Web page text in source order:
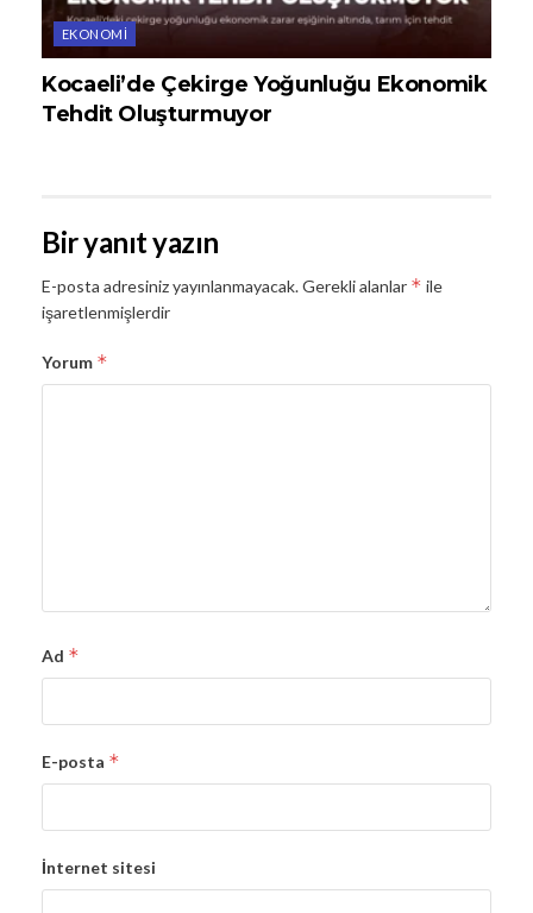
EKONOMI
Kocaeli’de Çekirge Yoğunluğu Ekonomik
Tehdit Oluşturmuyor
Bir yanıt yazın
E-posta adresiniz yayınlanmayacak.Gerekli alanlar * ile
işaretlenmişlerdir
Yorum *
Ad *
E-posta *
İnternet sitesi